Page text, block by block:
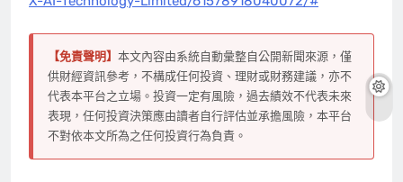
【免責聲明】 本文內容由系統自動彙整自公開新聞來源，僅
供財經資訊參考，不構成任何投資、理財或財務建議，亦不
代表本平台之立場。投資一定有風險，過去績效不代表未來
表現，任何投資決策應由讀者自行評估並承擔風險，本平台
不對依本文所為之任何投資行為負責。